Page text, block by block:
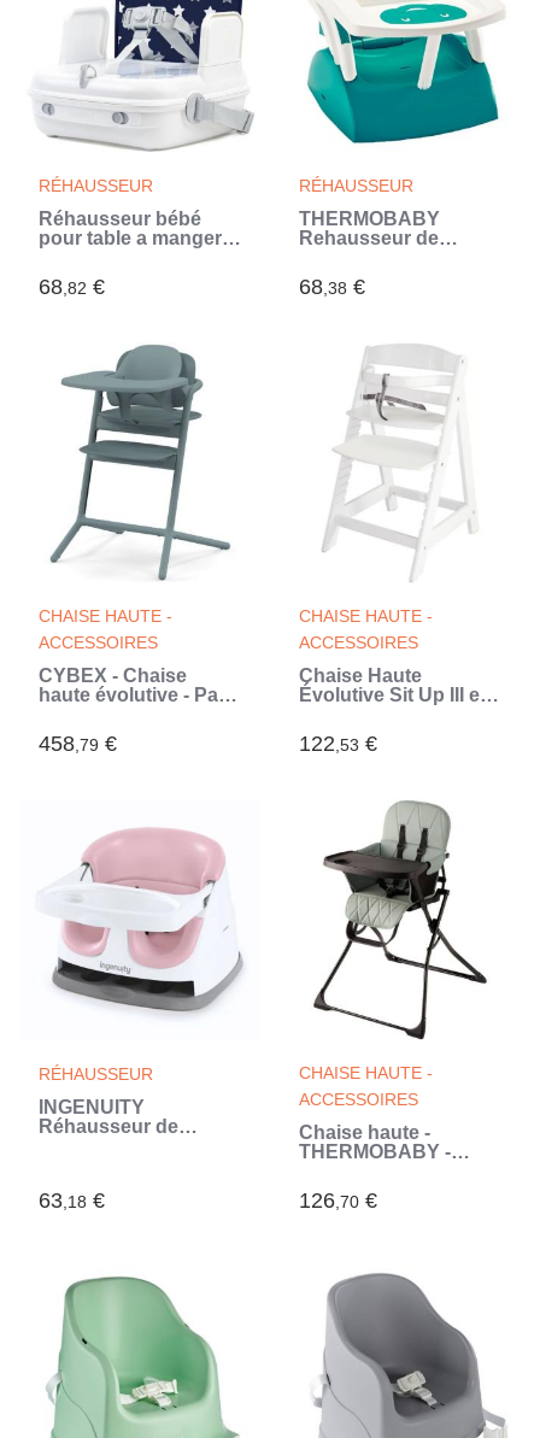
RÉHAUSSEUR
Réhausseur bébé
pour table a manger -
lavable - Facile a plier
- Harnais de sécurité
68,82 €
RÉHAUSSEUR
THERMOBABY
Rehausseur de
emeraude (Vert)
68,38 €
CHAISE HAUTE -
ACCESSOIRES
CYBEX - Chaise
haute évolutive - Pack
- Réglable en hauteur
et en profondeur - Set
458,79 €
CHAISE HAUTE -
ACCESSOIRES
Chaise Haute
Évolutive Sit Up III en
Réglable en Hauteur -
Blanc
122,53 €
RÉHAUSSEUR
INGENUITY
Réhausseur de
amovible, rangement
63,18 €
CHAISE HAUTE -
ACCESSOIRES
Chaise haute -
THERMOBABY -
et pliable (Vert)
126,70 €